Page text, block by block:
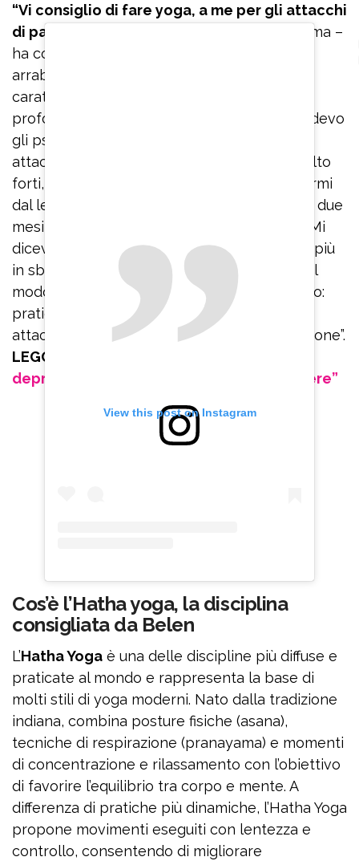
“Vi consiglio di fare yoga, a me per gli attacchi
di panico
è servito veramente tanto, mi calma –
ha confidato – Se ho paura o inizio ad
arrabbiarmi per qualcosa perché ho un
caratterino non molto facile, inspiro
profondamente. Quando stavo male e prendevo
gli psicofarmaci, quando mi arrivavano gli
attacchi di panico che erano veramente molto
forti, ero immobilizzata, non riuscivo ad alzarmi
dal letto e ad uscire dalla stanza. Sono stata due
mesi rinchiusa in casa, con le tende chiuse. Mi
dicevano: ‘Respira’. Io ci provavo ma andavo più
in sbatti. Invece bisogna imparare a farlo nel
modo corretto. Quindi rinnovo il mio consiglio:
praticate Hatha yoga se volete uscire dagli
attacchi di panico che portano alla depressione”.
LEGGI ANCHE:
depressione: “Sono sparita per sopravvivere”
View this post on Instagram
Cos’è l’Hatha yoga, la disciplina
consigliata da Belen
L’Hatha Yoga è una delle discipline più diffuse e
praticate al mondo e rappresenta la base di
molti stili di yoga moderni. Nato dalla tradizione
indiana, combina posture fisiche (asana),
tecniche di respirazione (pranayama) e momenti
di concentrazione e rilassamento con l’obiettivo
di favorire l’equilibrio tra corpo e mente. A
differenza di pratiche più dinamiche, l’Hatha Yoga
propone movimenti eseguiti con lentezza e
controllo, consentendo di migliorare